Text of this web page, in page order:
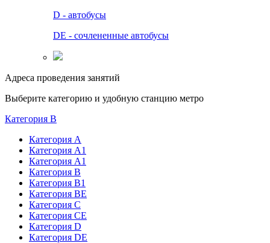
D - автобусы
DE - сочлененные автобусы
Адреса проведения занятий
Выберите категорию и удобную станцию метро
Категория B
Категория А
Категория А1
Категория А1
Категория В
Категория В1
Категория BE
Категория С
Категория СЕ
Категория D
Категория DE